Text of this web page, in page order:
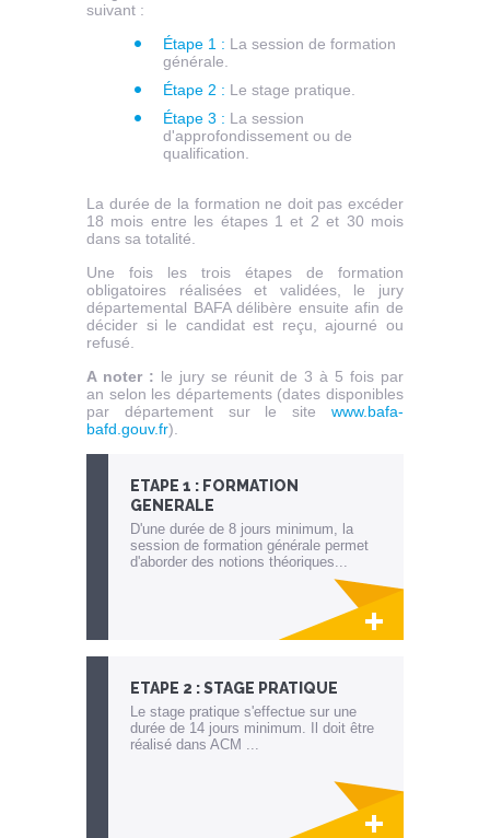
suivant :
Étape 1 : La session de formation
générale.
Étape 2 : Le stage pratique.
Étape 3 : La session
d'approfondissement ou de
qualification.
La durée de la formation ne doit pas excéder
18 mois entre les étapes 1 et 2 et 30 mois
dans sa totalité.
Une fois les trois étapes de formation
obligatoires réalisées et validées, le jury
départemental BAFA délibère ensuite afin de
décider si le candidat est reçu, ajourné ou
refusé.
A noter : le jury se réunit de 3 à 5 fois par
an selon les départements (dates disponibles
par département sur le site www.bafa-
bafd.gouv.fr).
ETAPE 1 : FORMATION
GENERALE
D'une durée de 8 jours minimum, la
session de formation générale permet
d'aborder des notions théoriques...
ETAPE 2 : STAGE PRATIQUE
Le stage pratique s'effectue sur une
durée de 14 jours minimum. Il doit être
réalisé dans ACM ...